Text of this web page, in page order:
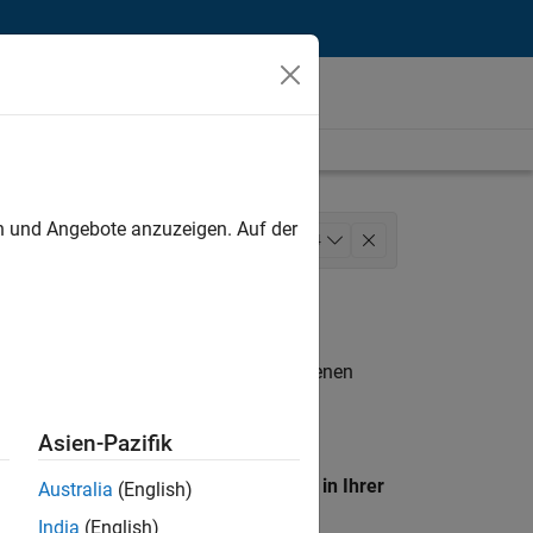
Quality Engineering 4
. Wenn Sie noch immer keine offenen
unseres
Standort, um alle Stellenangebote in Ihrer
Angebote anzuzeigen. Auf der
Asien-Pazifik
Australia (English)
India (English)